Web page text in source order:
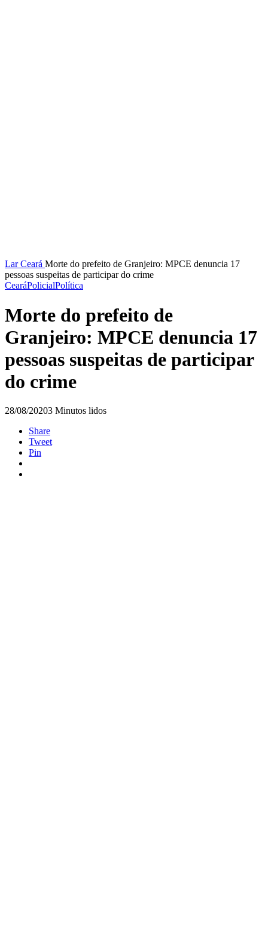
LarCeará Morte do prefeito de Granjeiro: MPCE denuncia 17
pessoas suspeitas de participar do crime
CearáPolicialPolítica
Morte do prefeito de
Granjeiro: MPCE denuncia 17
pessoas suspeitas de participar
do crime
28/08/20203 Minutos lidos
Share
Tweet
Pin